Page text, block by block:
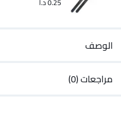
الوصف
مراجعات (0)